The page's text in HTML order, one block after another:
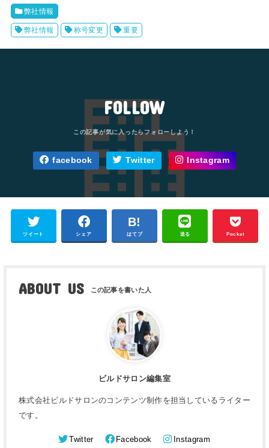
弊社情報
弊社情報 称号変更 重要
FOLLOW
facebook Twitter Instagram
ツイート シェア はてブ 送る Pocket
ABOUT US
ビルドサロン編集室
株式会社ビルドサロンのコンテンツ制作を担当しているライター
です。
Twitter Facebook Instagram